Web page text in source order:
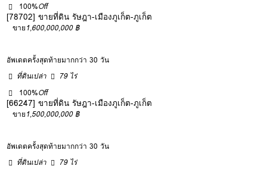
100%Off
[78702] ขายที่ดิน รัษฎา-เมืองภูเก็ต-ภูเก็ต
ขาย1,600,000,000 ฿
อัพเดตครั้งสุดท้ายมากกว่า 30 วัน
ที่ดินเปล่า
79 ไร่
100%Off
[66247] ขายที่ดิน รัษฎา-เมืองภูเก็ต-ภูเก็ต
ขาย1,500,000,000 ฿
อัพเดตครั้งสุดท้ายมากกว่า 30 วัน
ที่ดินเปล่า
79 ไร่